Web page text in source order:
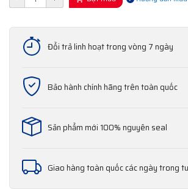
Đổi trả linh hoạt trong vòng 7 ngày
Bảo hành chính hãng trên toàn quốc
Sản phẩm mới 100% nguyên seal
Giao hàng toàn quốc các ngày trong